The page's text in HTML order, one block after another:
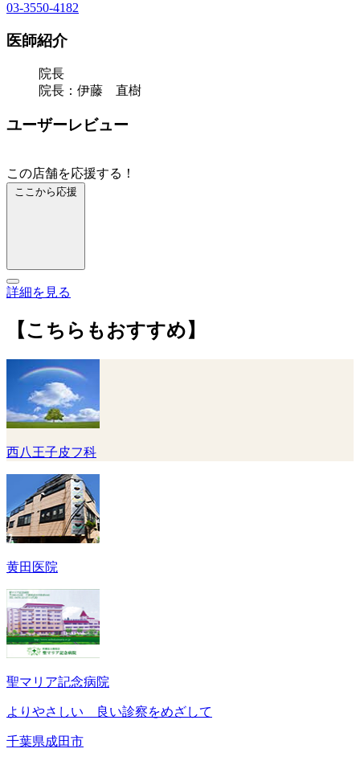
03-3550-4182
医師紹介
院長
院長：伊藤 直樹
ユーザーレビュー
この店舗を応援する！
ここから応援
詳細を見る
【こちらもおすすめ】
西八王子皮フ科
黄田医院
聖マリア記念病院
よりやさしい 良い診察をめざして
千葉県成田市